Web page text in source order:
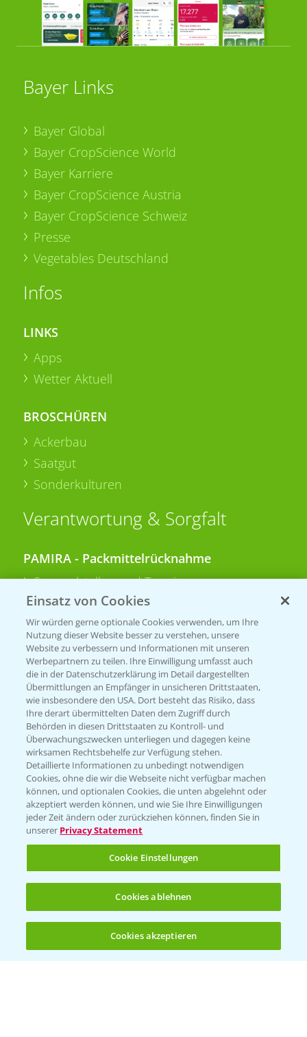
(noch 4)
Bayer Links
Bayer Global
Bayer CropScience World
Bayer Karriere
Bayer CropScience Austria
Bayer CropScience Schweiz
Presse
Vegetables Deutschland
Infos
LINKS
Apps
Wetter Aktuell
BROSCHÜREN
Ackerbau
Saatgut
Sonderkulturen
Verantwortung & Sorgfalt
PAMIRA - Packmittelrücknahme
Sammelstellen und Termine
PRE - Chemikalien sicher entsorgen
Sammelstellen und Termine
Kontakt & Notfall
Beratung auf WhatsApp
T.+49 (0)174 346 564 1
KONTAKT
Hilfe in Notfällen
T.+49 (0)214/30-20220
Folgen Sie uns
Einsatz von Cookies
Wir würden gerne optionale Cookies verwenden, um Ihre
Nutzung dieser Website besser zu verstehen, unsere
Website zu verbessern und Informationen mit unseren
Werbepartnern zu teilen. Ihre Einwilligung umfasst auch
die in der Datenschutzerklärung im Detail dargestellten
Übermittlungen an Empfänger in unsicheren Drittstaaten,
wie insbesondere den USA. Dort besteht das Risiko, dass
Ihre derart übermittelten Daten dem Zugriff durch
Behörden in diesen Drittstaaten zu Kontroll- und
Überwachungszwecken unterliegen und dagegen keine
wirksamen Rechtsbehelfe zur Verfügung stehen.
Detaillierte Informationen zu unbedingt notwendigen
Cookies, ohne die wir die Webseite nicht verfügbar machen
können, und optionalen Cookies, die unten abgelehnt oder
akzeptiert werden können, und wie Sie Ihre Einwilligungen
jeder Zeit ändern oder zurückziehen können, finden Sie in
unserer Privacy Statement
Cookie Einstellungen
Cookies ablehnen
Cookies akzeptieren